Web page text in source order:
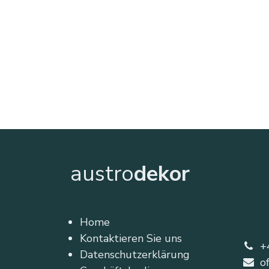
austrodekor
Home
Kontaktieren Sie uns
Datenschutzerklärung